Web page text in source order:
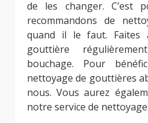
de les changer. C’est
recommandons de
quand il le faut. Faites
gouttière
bouchage. Pour
nettoyage de gouttières
nous. Vous aurez
notre service de